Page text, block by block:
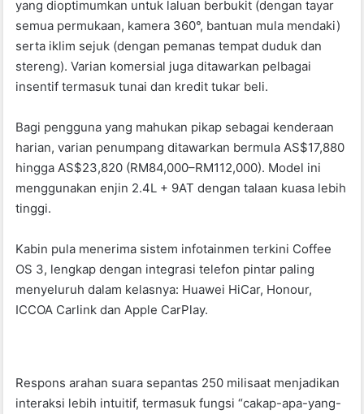
yang dioptimumkan untuk laluan berbukit (dengan tayar
semua permukaan, kamera 360°, bantuan mula mendaki)
serta iklim sejuk (dengan pemanas tempat duduk dan
stereng). Varian komersial juga ditawarkan pelbagai
insentif termasuk tunai dan kredit tukar beli.
Bagi pengguna yang mahukan pikap sebagai kenderaan
harian, varian penumpang ditawarkan bermula AS$17,880
hingga AS$23,820 (RM84,000–RM112,000). Model ini
menggunakan enjin 2.4L + 9AT dengan talaan kuasa lebih
tinggi.
Kabin pula menerima sistem infotainmen terkini Coffee
OS 3, lengkap dengan integrasi telefon pintar paling
menyeluruh dalam kelasnya: Huawei HiCar, Honour,
ICCOA Carlink dan Apple CarPlay.
Respons arahan suara sepantas 250 milisaat menjadikan
interaksi lebih intuitif, termasuk fungsi “cakap-apa-yang-